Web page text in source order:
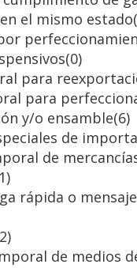
el mismo estado
(0)
para
para
y/o ensamble(6)
de
de
rápida o
de medios